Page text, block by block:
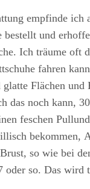
empfinde ich
bestellt und
Ich träume oft
fahren
glatte Flächen
das noch kann,
feschen
bekommen,
so wie bei
oder so. Das wird